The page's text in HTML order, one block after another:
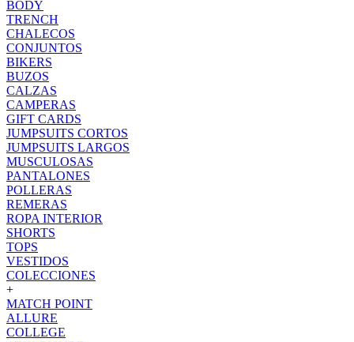
BODY
TRENCH
CHALECOS
CONJUNTOS
BIKERS
BUZOS
CALZAS
CAMPERAS
GIFT CARDS
JUMPSUITS CORTOS
JUMPSUITS LARGOS
MUSCULOSAS
PANTALONES
POLLERAS
REMERAS
ROPA INTERIOR
SHORTS
TOPS
VESTIDOS
COLECCIONES
+
MATCH POINT
ALLURE
COLLEGE